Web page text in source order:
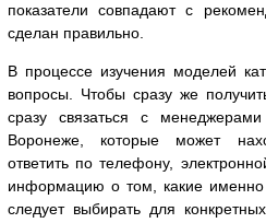
показатели совпадают с
сделан правильно.
В процессе изучения моделей
вопросы. Чтобы сразу же
сразу связаться с
Воронеже, которые может
ответить по телефону,
информацию о том, какие
следует выбирать для